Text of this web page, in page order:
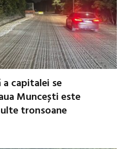
capitalei se
Muncești este
tronsoane